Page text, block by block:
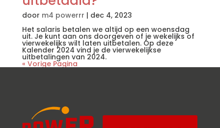
door m4 powerrr | dec 4, 2023
Het salaris betalen we altijd op een woensdag
uit. Je kunt aan ons doorgeven of je wekelijks of
vierwekelijks wilt laten uitbetalen. Op deze
Kalender 2024 vind je de vierwekelijkse
uitbetalingen van 2024.
« Vorige Pagina